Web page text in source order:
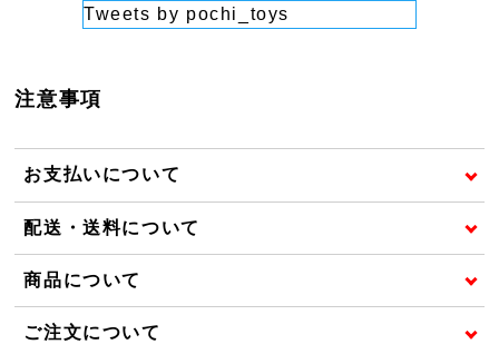
Tweets by pochi_toys
注意事項
お支払いについて
配送・送料について
商品について
ご注文について